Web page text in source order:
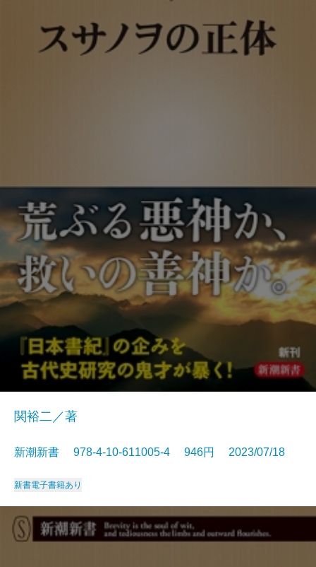
関裕二／著
新潮新書 978-4-10-611005-4 946円 2023/07/18
新書電子書籍あり